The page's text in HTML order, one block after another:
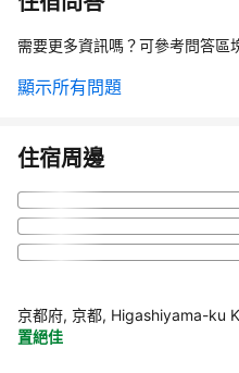
需要更多資訊嗎？可參考問答區
顯示所有問題
住宿周邊
京都府, 京都, Higashiyama-ku
置絕佳